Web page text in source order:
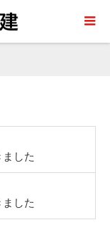
した
した